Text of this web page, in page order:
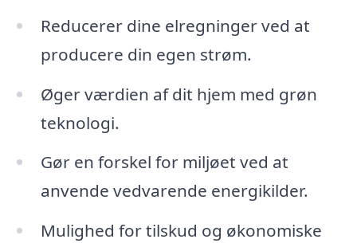
Reducerer dine elregninger ved at
producere din egen strøm.
Øger værdien af dit hjem med grøn
teknologi.
Gør en forskel for miljøet ved at
anvende vedvarende energikilder.
Mulighed for tilskud og økonomiske